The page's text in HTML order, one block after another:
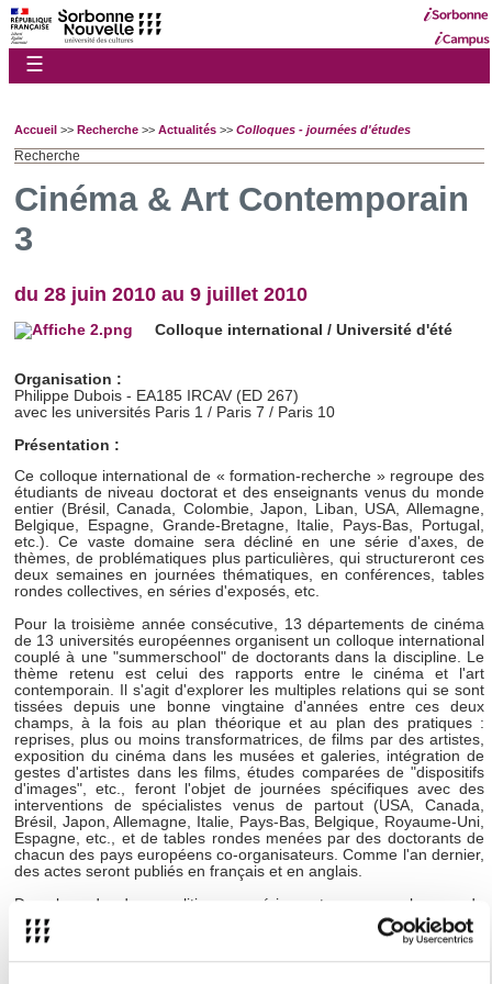
☰
Accueil >> Recherche >> Actualités >> Colloques - journées d'études
Recherche
Cinéma & Art Contemporain
3
du 28 juin 2010 au 9 juillet 2010
Colloque international / Université d'été
Organisation :
Philippe Dubois - EA185 IRCAV (ED 267)
avec les universités Paris 1 / Paris 7 / Paris 10
Présentation :
Ce colloque international de « formation-recherche » regroupe des
étudiants de niveau doctorat et des enseignants venus du monde
entier (Brésil, Canada, Colombie, Japon, Liban, USA, Allemagne,
Belgique, Espagne, Grande-Bretagne, Italie, Pays-Bas, Portugal,
etc.).
Ce vaste domaine sera décliné en une série d'axes, de
thèmes, de problématiques plus particulières, qui structureront ces
deux semaines en journées thématiques, en conférences, tables
rondes collectives, en séries d'exposés, etc.
Pour la troisième année consécutive, 13 départements de cinéma
de 13 universités européennes organisent un colloque international
couplé à une "summerschool" de doctorants dans la discipline. Le
thème retenu est celui des rapports entre le cinéma et l'art
contemporain. Il s'agit d'explorer les multiples relations qui se sont
tissées depuis une bonne vingtaine d'années entre ces deux
champs, à la fois au plan théorique et au plan des pratiques :
reprises, plus ou moins transformatrices, de films par des artistes,
exposition du cinéma dans les musées et galeries, intégration de
gestes d'artistes dans les films, études comparées de "dispositifs
d'images", etc., feront l'objet de journées spécifiques avec des
interventions de spécialistes venus de partout (USA, Canada,
Brésil, Japon, Allemagne, Italie, Pays-Bas, Belgique, Royaume-Uni,
Espagne, etc., et de tables rondes menées par des doctorants de
chacun des pays européens co-organisateurs. Comme l'an dernier,
des actes seront publiés en français et en anglais.
Dans le cadre de sa politique numérique et pour une plus grande
diffusion à l'international, l'Université Sorbonne Nouvelle - Paris 3
propose aux internautes de suivre en direct les moments forts du